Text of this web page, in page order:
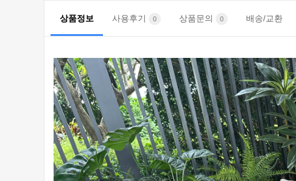
상품정보 사용후기 0 상품문의 0 배송/교환